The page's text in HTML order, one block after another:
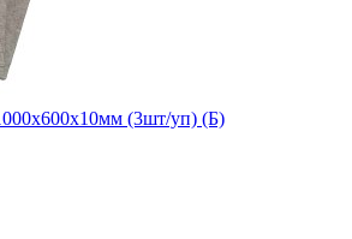
(3шт/уп) (Б)